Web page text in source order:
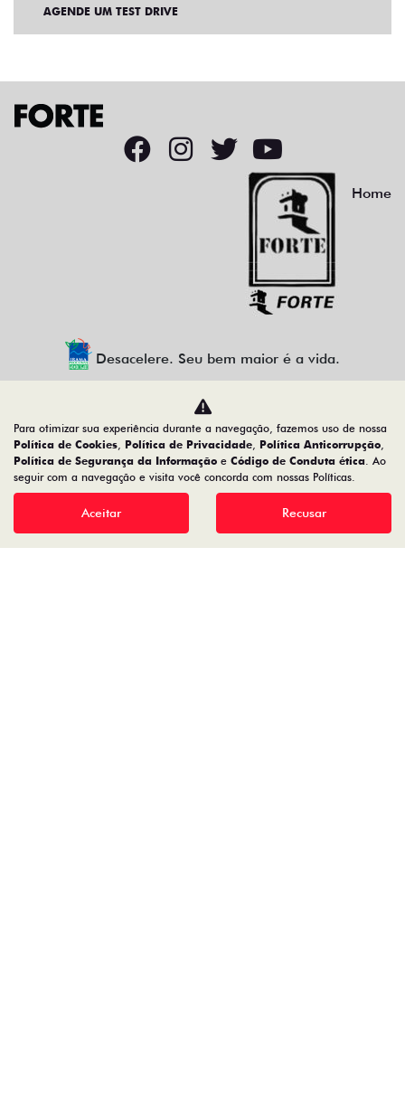
AGENDE UM TEST DRIVE
Home
Desacelere. Seu bem maior é a vida.
CMJ - COMERCIO DE VEICULOS LTDA.
05.026.792/0004-30
Desenvolvido pela DEALERSPACE ® Direitos Reservados.
Para otimizar sua experiência durante a navegação, fazemos uso de nossa
Política de Cookies, Política de Privacidade, Política Anticorrupção,
Política de Segurança da Informação e Código de Conduta ética. Ao
seguir com a navegação e visita você concorda com nossas Políticas.
Aceitar Recusar